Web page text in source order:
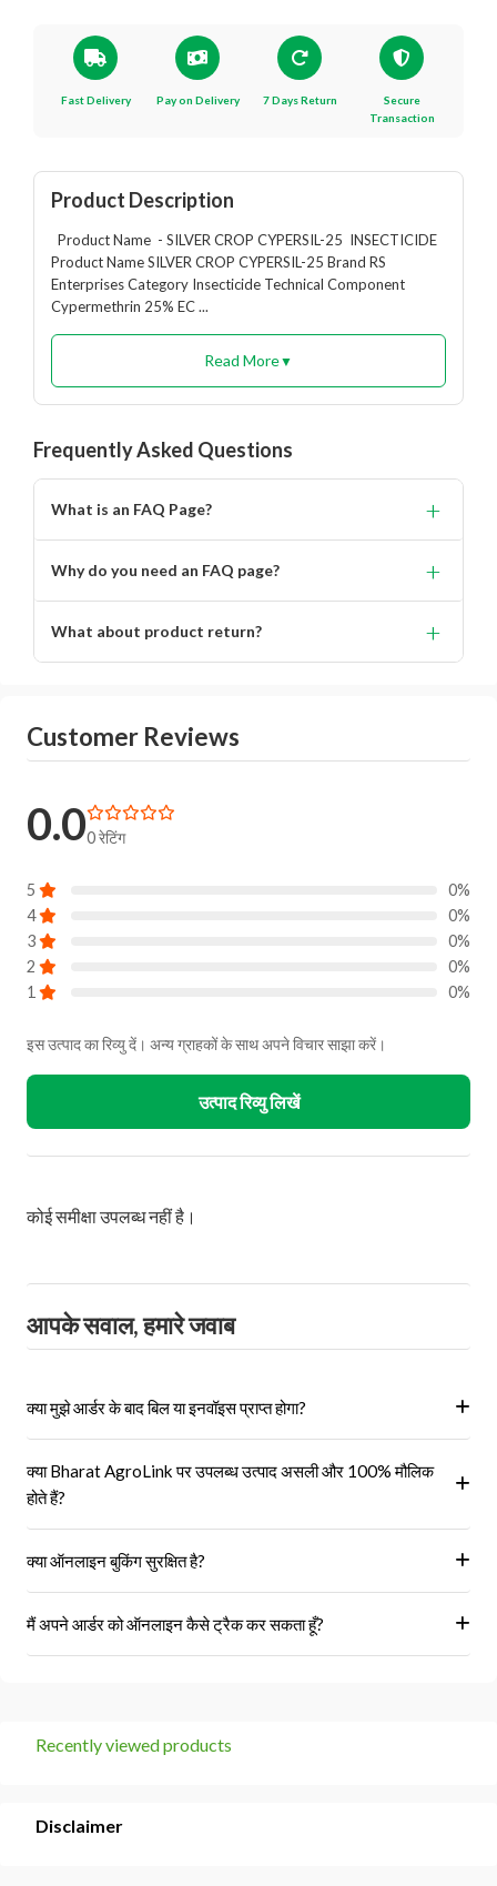
Fast Delivery Pay on Delivery 7 Days Return
Secure
Transaction
Product Description
Product Name - SILVER CROP CYPERSIL-25 INSECTICIDE
Product Name SILVER CROP CYPERSIL-25 Brand RS
Enterprises Category Insecticide Technical Component
Cypermethrin 25% EC ...
Read More▼
Frequently Asked Questions
What is an FAQ Page? +
Why do you need an FAQ page? +
What about product return? +
Customer Reviews
0.00 रेटिंग
5
0%
4
0%
3
0%
2
0%
1
0%
इस उत्पाद का रिव्यु दें। अन्य ग्राहकों के साथ अपने विचार साझा करें।
उत्पाद रिव्यु लिखें
कोई समीक्षा उपलब्ध नहीं है।
आपके सवाल, हमारे जवाब
क्या मुझे आर्डर के बाद बिल या इनवॉइस प्राप्त होगा?
ऑर्डर' अनुभाग में एक इनवॉइस प्राप्त होगा।
क्या Bharat AgroLink पर उपलब्ध उत्पाद असली और 100% मौलिक
होते हैं?
क्या ऑनलाइन बुकिंग सुरक्षित है?
मैं अपने आर्डर को ऑनलाइन कैसे ट्रैक कर सकता हूँ?
Recently viewed products
Disclaimer